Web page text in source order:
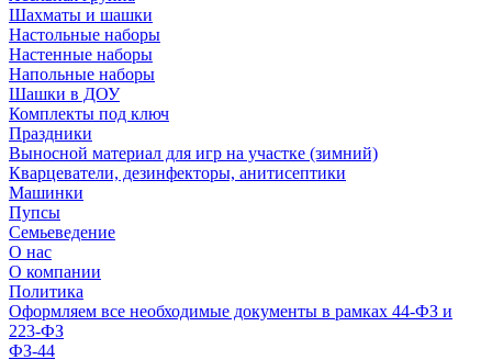
Шахматы и шашки
Настольные наборы
Настенные наборы
Напольные наборы
Шашки в ДОУ
Комплекты под ключ
Праздники
Выносной материал для игр на участке (зимний)
Кварцеватели, дезинфекторы, анитисептики
Машинки
Пупсы
Семьеведение
О нас
О компании
Политика
Оформляем все необходимые документы в рамках 44-ФЗ и
223-ФЗ
ФЗ-44